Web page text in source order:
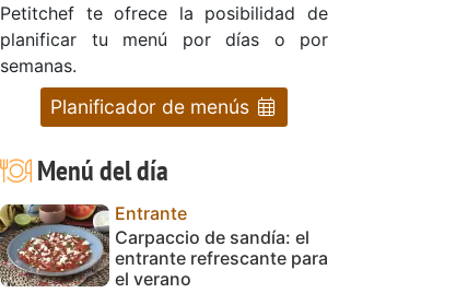
Petitchef te ofrece la posibilidad de
planificar tu menú por días o por
semanas.
Planificador de menús
Menú del día
Entrante
Carpaccio de sandía: el
entrante refrescante para
el verano